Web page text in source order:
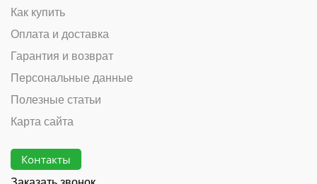
Как купить
Оплата и доставка
Гарантия и возврат
Персональные данные
Полезные статьи
Карта сайта
Контакты